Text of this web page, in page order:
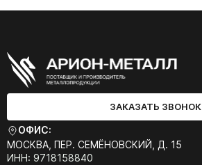
ЗАКАЗАТЬ ЗВОНОК
ОФИС:
МОСКВА, ПЕР. СЕМЁНОВСКИЙ, Д. 15
ИНН: 9718158840